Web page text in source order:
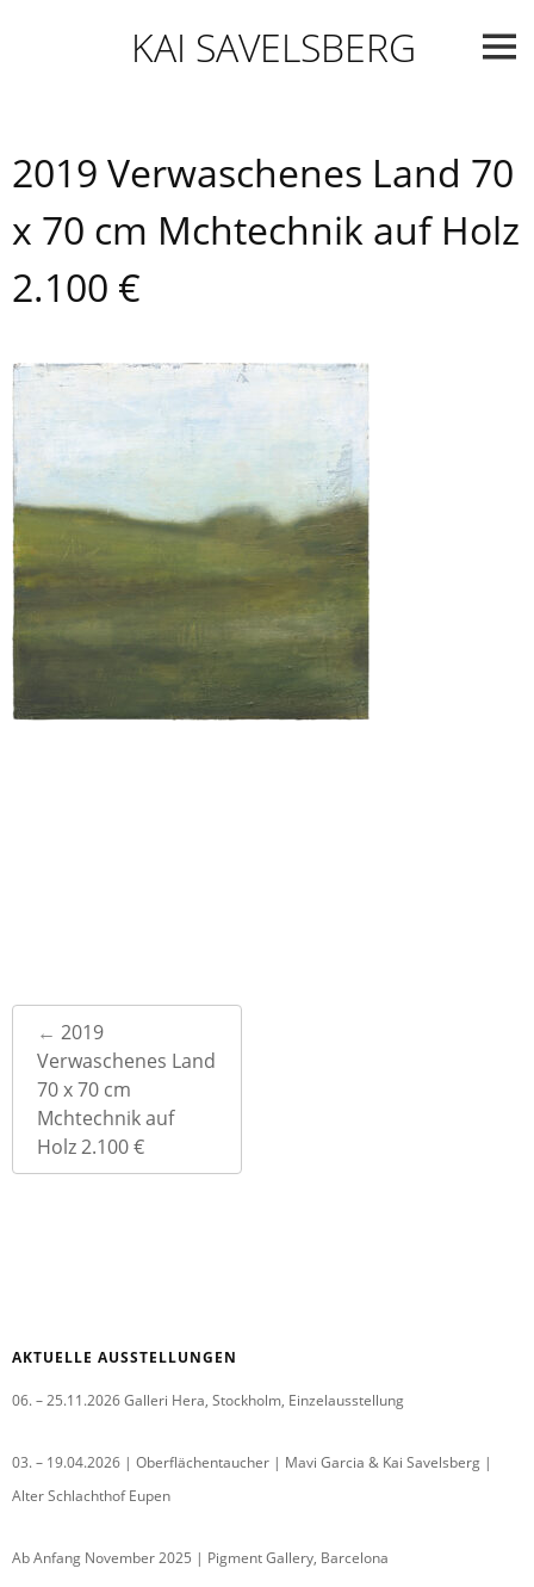
KAI SAVELSBERG
2019 Verwaschenes Land 70
x 70 cm Mchtechnik auf Holz
2.100 €
Post
navigation
← 2019
Verwaschenes Land
70 x 70 cm
Mchtechnik auf
Holz 2.100 €
AKTUELLE AUSSTELLUNGEN
06. – 25.11.2026 Galleri Hera, Stockholm, Einzelausstellung
03. – 19.04.2026 | Oberflächentaucher | Mavi Garcia & Kai Savelsberg |
Alter Schlachthof Eupen
Ab Anfang November 2025 | Pigment Gallery, Barcelona